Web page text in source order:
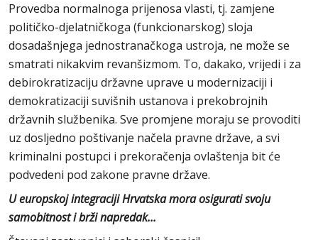
Provedba normalnoga prijenosa vlasti, tj. zamjene
političko-djelatničkoga (funkcionarskog) sloja
dosadašnjega jednostranačkoga ustroja, ne može se
smatrati nikakvim revanšizmom. To, dakako, vrijedi i za
debirokratizaciju državne uprave u modernizaciji i
demokratizaciji suvišnih ustanova i prekobrojnih
državnih službenika. Sve promjene moraju se provoditi
uz dosljedno poštivanje načela pravne države, a svi
kriminalni postupci i prekoračenja ovlaštenja bit će
podvedeni pod zakone pravne države.
U europskoj integraciji Hrvatska mora osigurati svoju
samobitnost i brži napredak...